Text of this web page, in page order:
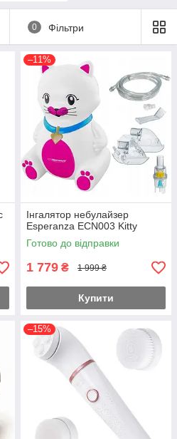
0 Фільтри
–11%
Інгалятор небулайзер
Esperanza ECN003 Kitty
Готово до відправки
1 779 ₴ 1 999 ₴
Купити
–15%